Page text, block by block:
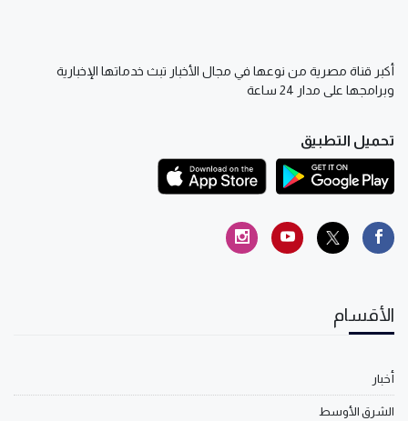
أكبر قناة مصرية من نوعها في مجال الأخبار تبث خدماتها الإخبارية
وبرامجها على مدار 24 ساعة
تحميل التطبيق
الأقسام
أخبار
الشرق الأوسط